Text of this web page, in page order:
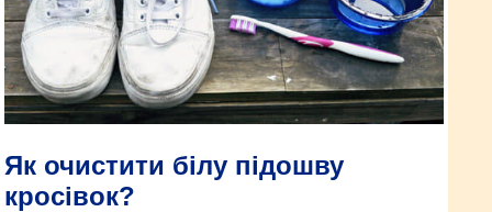
Як очистити білу підошву
кросівок?